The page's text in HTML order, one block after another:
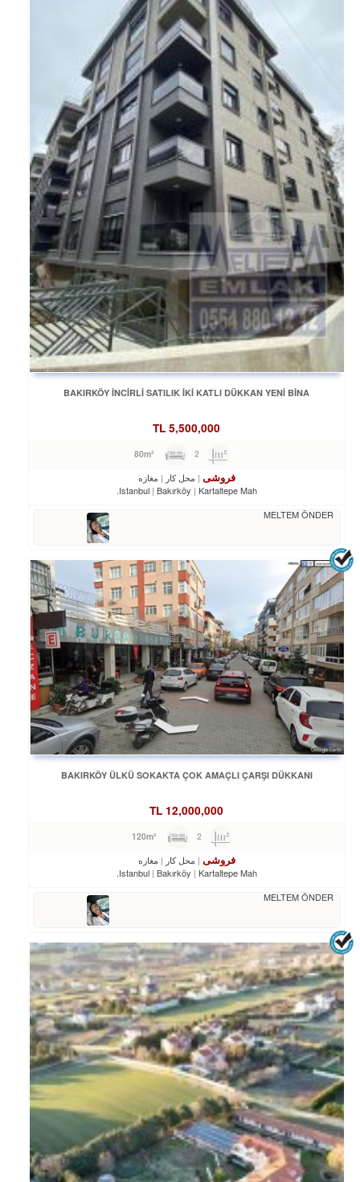
BAKIRKÖY İNCİRLİ SATILIK İKİ KATLI DÜKKAN YENİ BİNA
TL 5,500,000
2
فروشی محل کار
مغازه
Istanbul Bakırköy
Kartaltepe Mah.
MELTEM ÖNDER
BAKIRKÖY ÜLKÜ SOKAKTA ÇOK AMAÇLI ÇARŞI DÜKKANI
TL 12,000,000
2
فروشی محل کار
مغازه
Istanbul Bakırköy
Kartaltepe Mah.
MELTEM ÖNDER